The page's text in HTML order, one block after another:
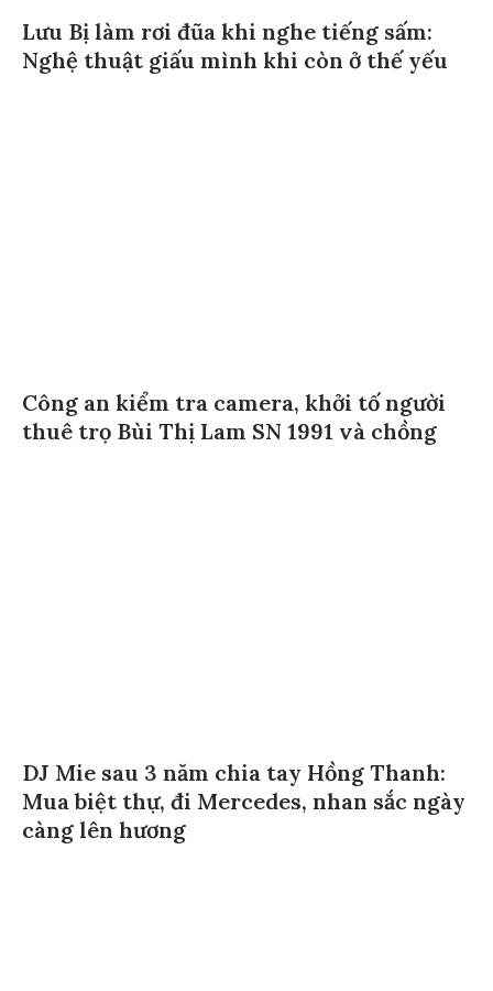
Lưu Bị làm rơi đũa khi nghe tiếng sấm:
Nghệ thuật giấu mình khi còn ở thế yếu
Công an kiểm tra camera, khởi tố người
thuê trọ Bùi Thị Lam SN 1991 và chồng
DJ Mie sau 3 năm chia tay Hồng Thanh:
Mua biệt thự, đi Mercedes, nhan sắc ngày
càng lên hương